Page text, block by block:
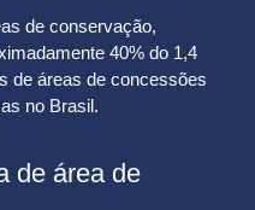
de conservação,
40% do 1,4
de áreas de concessões
no Brasil.
de área de